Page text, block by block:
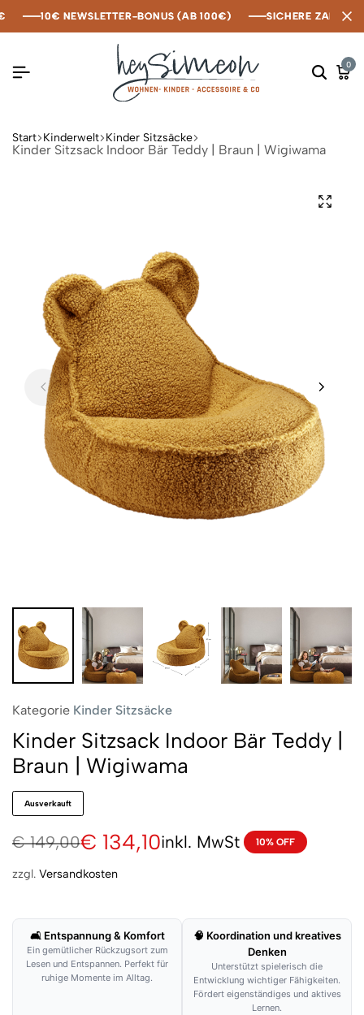
10€ NEWSLETTER-BONUS (AB 100€) SICHERE ZAHLUNG
10€ NEWSLETTER-BONUS (AB 100€) SICHERE ZAHLUNG
10€ NEWSLETTER-BONUS (AB 100€) SICHERE ZAHLUNG
0
Start Kinderwelt Kinder Sitzsäcke
Kinder Sitzsack Indoor Bär Teddy | Braun | Wigiwama
Kategorie Kinder Sitzsäcke
Kinder Sitzsack Indoor Bär Teddy |
Braun | Wigiwama
Ausverkauft
€149,00€ 134,10 10% OFF
inkl. MwSt
zzgl. Versandkosten
🛋 Entspannung & Komfort
Ein gemütlicher Rückzugsort zum
Lesen und Entspannen. Perfekt für
ruhige Momente im Alltag.
🧠 Koordination und kreatives
Denken
Unterstützt spielerisch die
Entwicklung wichtiger Fähigkeiten.
Fördert eigenständiges und aktives
Lernen.